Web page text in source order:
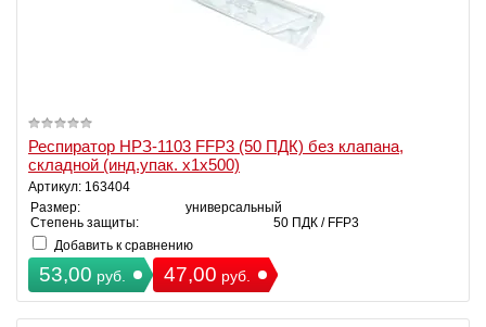
Респиратор НРЗ-1103 FFP3 (50 ПДК) без клапана,
складной (инд.упак. х1х500)
Артикул: 163404
Размер:
универсальный
Степень защиты:
50 ПДК / FFP3
Добавить к сравнению
53,00 руб. 47,00 руб.